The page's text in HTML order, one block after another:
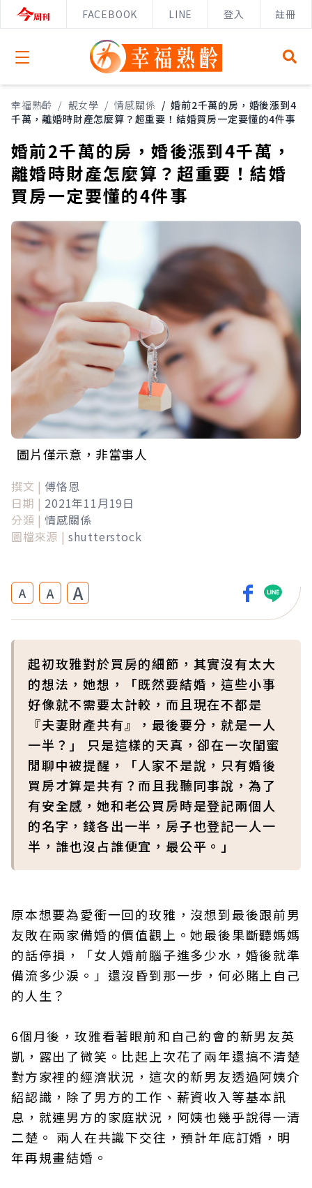
FACEBOOK LINE 登入 註冊
Open menu
幸福熟齡 / 靚女學 / 情感關係 / 婚前2千萬的房，婚後漲到4
千萬，離婚時財產怎麼算？超重要！結婚買房一定要懂的4件事
婚前2千萬的房，婚後漲到4千萬，
離婚時財產怎麼算？超重要！結婚
買房一定要懂的4件事
圖片僅示意，非當事人
撰文 | 傅恪恩
日期 | 2021年11月19日
分類 | 情感關係
圖檔來源 | shutterstock
A A A
起初玫雅對於買房的細節，其實沒有太大
的想法，她想，「既然要結婚，這些小事
好像就不需要太計較，而且現在不都是
『夫妻財產共有』，最後要分，就是一人
一半？」 只是這樣的天真，卻在一次閨蜜
閒聊中被提醒，「人家不是說，只有婚後
買房才算是共有？而且我聽同事說，為了
有安全感，她和老公買房時是登記兩個人
的名字，錢各出一半，房子也登記一人一
半，誰也沒占誰便宜，最公平。」
原本想要為愛衝一回的玫雅，沒想到最後跟前男
友敗在兩家備婚的價值觀上。她最後果斷聽媽媽
的話停損，「女人婚前腦子進多少水，婚後就準
備流多少淚。」還沒昏到那一步，何必賭上自己
的人生？
6個月後，玫雅看著眼前和自己約會的新男友英
凱，露出了微笑。比起上次花了兩年還搞不清楚
對方家裡的經濟狀況，這次的新男友透過阿姨介
紹認識，除了男方的工作、薪資收入等基本訊
息，就連男方的家庭狀況，阿姨也幾乎說得一清
二楚。 兩人在共識下交往，預計年底訂婚，明
年再規畫結婚。